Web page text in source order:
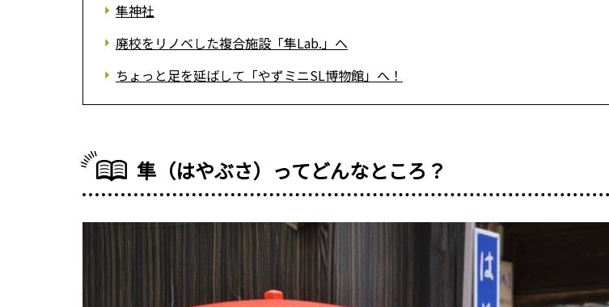
隼神社
廃校をリノベした複合施設「隼Lab.」へ
ちょっと足を延ばして「やずミニSL博物館」へ！
隼（はやぶさ）ってどんなところ？